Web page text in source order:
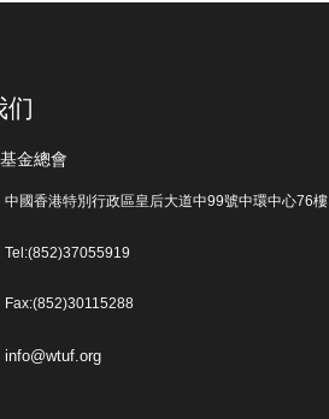
们
金總會
中國香港特別行政區皇后大道中99號中環中心76樓
Tel:(852)37055919
Fax:(852)30115288
info@wtuf.org